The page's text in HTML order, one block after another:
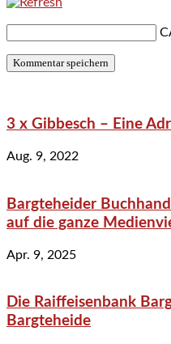
3 x Gibbesch – Eine
Aug. 9, 2022
Bargteheider
auf die ganze
Apr. 9, 2025
Die Raiffeisenbank
Bargteheide